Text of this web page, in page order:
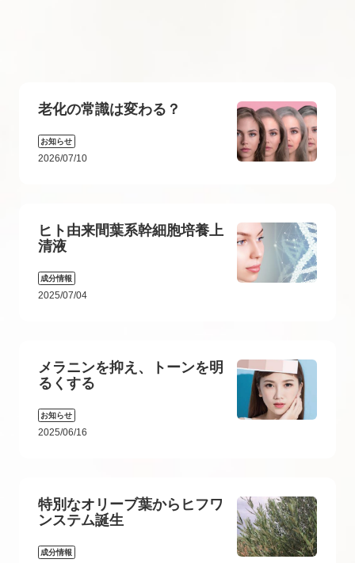
老化の常識は変わる？
お知らせ
2026/07/10
ヒト由来間葉系幹細胞培養上
清液
成分情報
2025/07/04
メラニンを抑え、トーンを明
るくする
お知らせ
2025/06/16
特別なオリーブ葉からヒフワ
ンステム誕生
成分情報